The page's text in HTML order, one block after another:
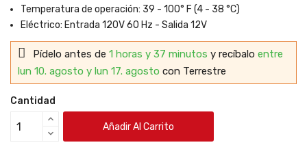
Temperatura de operación: 39 - 100° F (4 - 38 °C)
Eléctrico: Entrada 120V 60 Hz - Salida 12V
Pídelo antes de 1 horas y 37 minutos y recíbalo entre
lun 10. agosto y lun 17. agosto con Terrestre
Cantidad
Añadir Al Carrito